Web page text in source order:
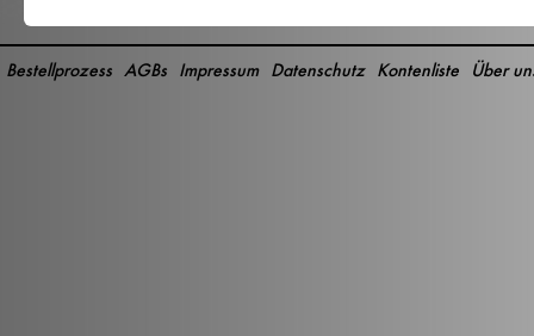
Über
Kontenliste
Datenschutz
Impressum
AGBs
Bestellprozess